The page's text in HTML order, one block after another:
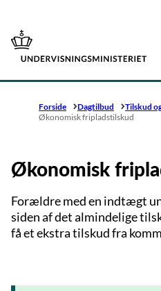
Gå til forsiden
Forside Dagtilbud
Tilskud
Økonomisk fripladstilskud
Økonomisk
Forældre med en indtægt
siden af det almindelige
få et ekstra tilskud fra